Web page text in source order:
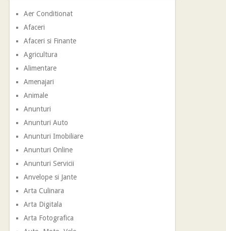
Aer Conditionat
Afaceri
Afaceri si Finante
Agricultura
Alimentare
Amenajari
Animale
Anunturi
Anunturi Auto
Anunturi Imobiliare
Anunturi Online
Anunturi Servicii
Anvelope si Jante
Arta Culinara
Arta Digitala
Arta Fotografica